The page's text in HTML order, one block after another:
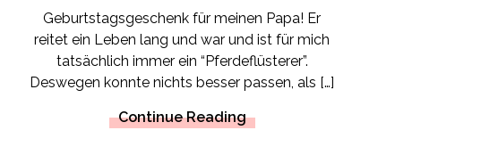
Geburtstagsgeschenk für meinen Papa! Er
reitet ein Leben lang und war und ist für mich
tatsächlich immer ein “Pferdeflüsterer”.
Deswegen konnte nichts besser passen, als […]
Continue Reading